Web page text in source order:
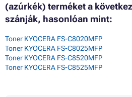
(azúrkék) terméket a
szánják, hasonlóan mint:
Toner KYOCERA FS-C8020MFP
Toner KYOCERA FS-C8025MFP
Toner KYOCERA FS-C8520MFP
Toner KYOCERA FS-C8525MFP